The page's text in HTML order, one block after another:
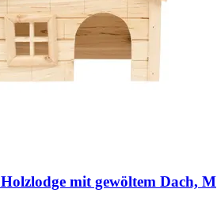
Holzlodge mit gewöltem Dach, M